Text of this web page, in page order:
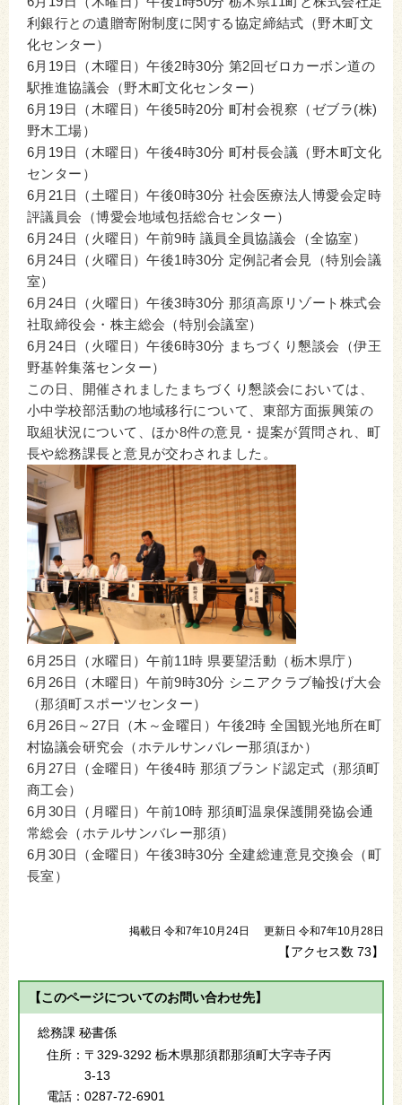
利銀行との遺贈寄附制度に関する協定締結式（野木町文
化センター）
6月19日（木曜日）午後2時30分 第2回ゼロカーボン道の
駅推進協議会（野木町文化センター）
6月19日（木曜日）午後5時20分 町村会視察（ゼブラ(株)
野木工場）
6月19日（木曜日）午後4時30分 町村長会議（野木町文化
センター）
6月21日（土曜日）午後0時30分 社会医療法人博愛会定時
評議員会（博愛会地域包括総合センター）
6月24日（火曜日）午前9時 議員全員協議会（全協室）
6月24日（火曜日）午後1時30分 定例記者会見（特別会議
室）
6月24日（火曜日）午後3時30分 那須高原リゾート株式会
社取締役会・株主総会（特別会議室）
6月24日（火曜日）午後6時30分 まちづくり懇談会（伊王
野基幹集落センター）
この日、開催されましたまちづくり懇談会においては、
小中学校部活動の地域移行について、東部方面振興策の
取組状況について、ほか8件の意見・提案が質問され、町
長や総務課長と意見が交わされました。
6月25日（水曜日）午前11時 県要望活動（栃木県庁）
6月26日（木曜日）午前9時30分 シニアクラブ輪投げ大会
（那須町スポーツセンター）
6月26日～27日（木～金曜日）午後2時 全国観光地所在町
村協議会研究会（ホテルサンバレー那須ほか）
6月27日（金曜日）午後4時 那須ブランド認定式（那須町
商工会）
6月30日（月曜日）午前10時 那須町温泉保護開発協会通
常総会（ホテルサンバレー那須）
6月30日（金曜日）午後3時30分 全建総連意見交換会（町
長室）
掲載日 令和7年10月24日 更新日 令和7年10月28日
【アクセス数 73】
【このページについてのお問い合わせ先】
総務課 秘書係
住所： 〒329-3292 栃木県那須郡那須町大字寺子丙
3-13
電話： 0287-72-6901